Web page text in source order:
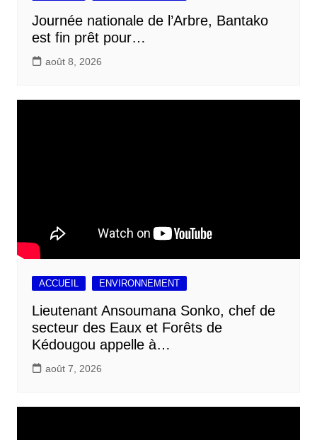
Journée nationale de l’Arbre, Bantako
est fin prêt pour…
août 8, 2026
ACCUEIL ENVIRONNEMENT
Lieutenant Ansoumana Sonko, chef de
secteur des Eaux et Forêts de
Kédougou appelle à…
août 7, 2026